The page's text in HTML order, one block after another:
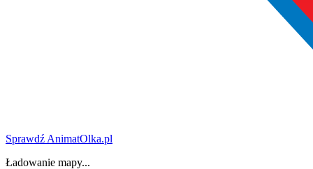
Sprawdź AnimatOlka.pl
Ładowanie mapy...